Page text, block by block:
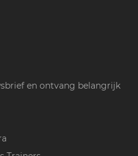
en ontvang belangrijk